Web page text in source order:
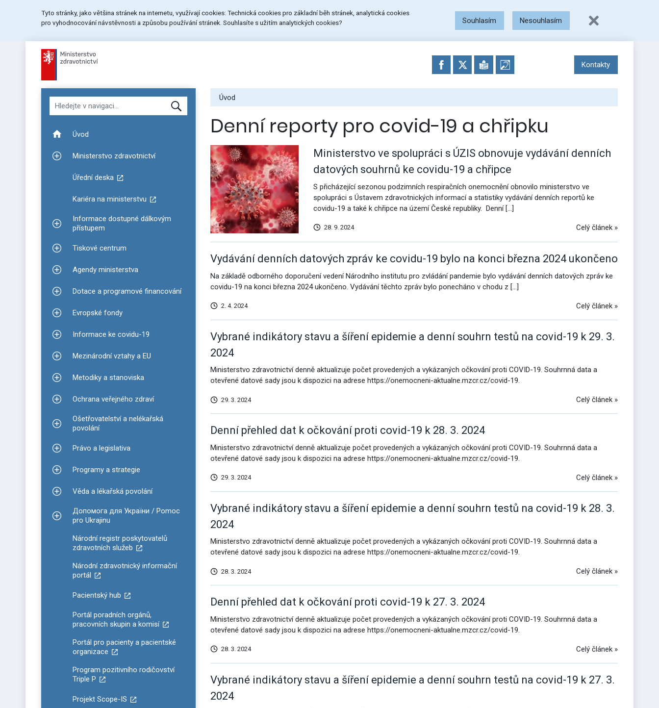
Tyto stránky, jako většina stránek na internetu, využívají cookies: Technická cookies pro základní běh stránek, analytická cookies
pro vyhodnocování návstěvnosti a způsobu používání stránek. Souhlasíte s užitím analytických cookies?
Souhlasím Nesouhlasím
Kontakty
Hledat v navigaci
Úvod
Zobrazit podmenu pro Ministerstvo zdravotnictví
Ministerstvo zdravotnictví
Úřední deska
Kariéra na ministerstvu
Zobrazit podmenu pro Informace dostupné dálkovým přístupem
Informace dostupné dálkovým
přístupem
Zobrazit podmenu pro Tiskové centrum
Tiskové centrum
Zobrazit podmenu pro Agendy ministerstva
Agendy ministerstva
Zobrazit podmenu pro Dotace a programové financování
Dotace a programové financování
Zobrazit podmenu pro Evropské fondy
Evropské fondy
Zobrazit podmenu pro Informace ke covidu-19
Informace ke covidu-19
Zobrazit podmenu pro Mezinárodní vztahy a EU
Mezinárodní vztahy a EU
Zobrazit podmenu pro Metodiky a stanoviska
Metodiky a stanoviska
Zobrazit podmenu pro Ochrana veřejného zdraví
Ochrana veřejného zdraví
Zobrazit podmenu pro Ošetřovatelství a nelékařská povolání
Ošetřovatelství a nelékařská
povolání
Zobrazit podmenu pro Právo a legislativa
Právo a legislativa
Zobrazit podmenu pro Programy a strategie
Programy a strategie
Zobrazit podmenu pro Věda a lékařská povolání
Věda a lékařská povolání
Zobrazit podmenu pro Допомога для України / Pomoc pro Ukrajinu
Допомога для України / Pomoc
pro Ukrajinu
Národní registr poskytovatelů
zdravotních služeb
Národní zdravotnický informační
portál
Pacientský hub
Portál poradních orgánů,
pracovních skupin a komisí
Portál pro pacienty a pacientské
organizace
Program pozitivního rodičovství
Triple P
Projekt Scope-IS
Úvod
Denní reporty pro covid-19 a chřipku
Ministerstvo ve spolupráci s ÚZIS obnovuje vydávání denních
datových souhrnů ke covidu-19 a chřipce
S přicházející sezonou podzimních respiračních onemocnění obnovilo ministerstvo ve
spolupráci s Ústavem zdravotnických informací a statistiky vydávání denních reportů ke
covidu-19 a také k chřipce na území České republiky. Denní […]
28. 9. 2024 Celý článek »
Vydávání denních datových zpráv ke covidu-19 bylo na konci března 2024 ukončeno
Na základě odborného doporučení vedení Národního institutu pro zvládání pandemie bylo vydávání denních datových zpráv ke
covidu-19 na konci března 2024 ukončeno. Vydávání těchto zpráv bylo ponecháno v chodu z […]
2. 4. 2024 Celý článek »
Vybrané indikátory stavu a šíření epidemie a denní souhrn testů na covid-19 k 29. 3.
2024
Ministerstvo zdravotnictví denně aktualizuje počet provedených a vykázaných očkování proti COVID-19. Souhrnná data a
otevřené datové sady jsou k dispozici na adrese https://onemocneni-aktualne.mzcr.cz/covid-19.
29. 3. 2024 Celý článek »
Denní přehled dat k očkování proti covid-19 k 28. 3. 2024
Ministerstvo zdravotnictví denně aktualizuje počet provedených a vykázaných očkování proti COVID-19. Souhrnná data a
otevřené datové sady jsou k dispozici na adrese https://onemocneni-aktualne.mzcr.cz/covid-19.
29. 3. 2024 Celý článek »
Vybrané indikátory stavu a šíření epidemie a denní souhrn testů na covid-19 k 28. 3.
2024
Ministerstvo zdravotnictví denně aktualizuje počet provedených a vykázaných očkování proti COVID-19. Souhrnná data a
otevřené datové sady jsou k dispozici na adrese https://onemocneni-aktualne.mzcr.cz/covid-19.
28. 3. 2024 Celý článek »
Denní přehled dat k očkování proti covid-19 k 27. 3. 2024
Ministerstvo zdravotnictví denně aktualizuje počet provedených a vykázaných očkování proti COVID-19. Souhrnná data a
otevřené datové sady jsou k dispozici na adrese https://onemocneni-aktualne.mzcr.cz/covid-19.
28. 3. 2024 Celý článek »
Vybrané indikátory stavu a šíření epidemie a denní souhrn testů na covid-19 k 27. 3.
2024